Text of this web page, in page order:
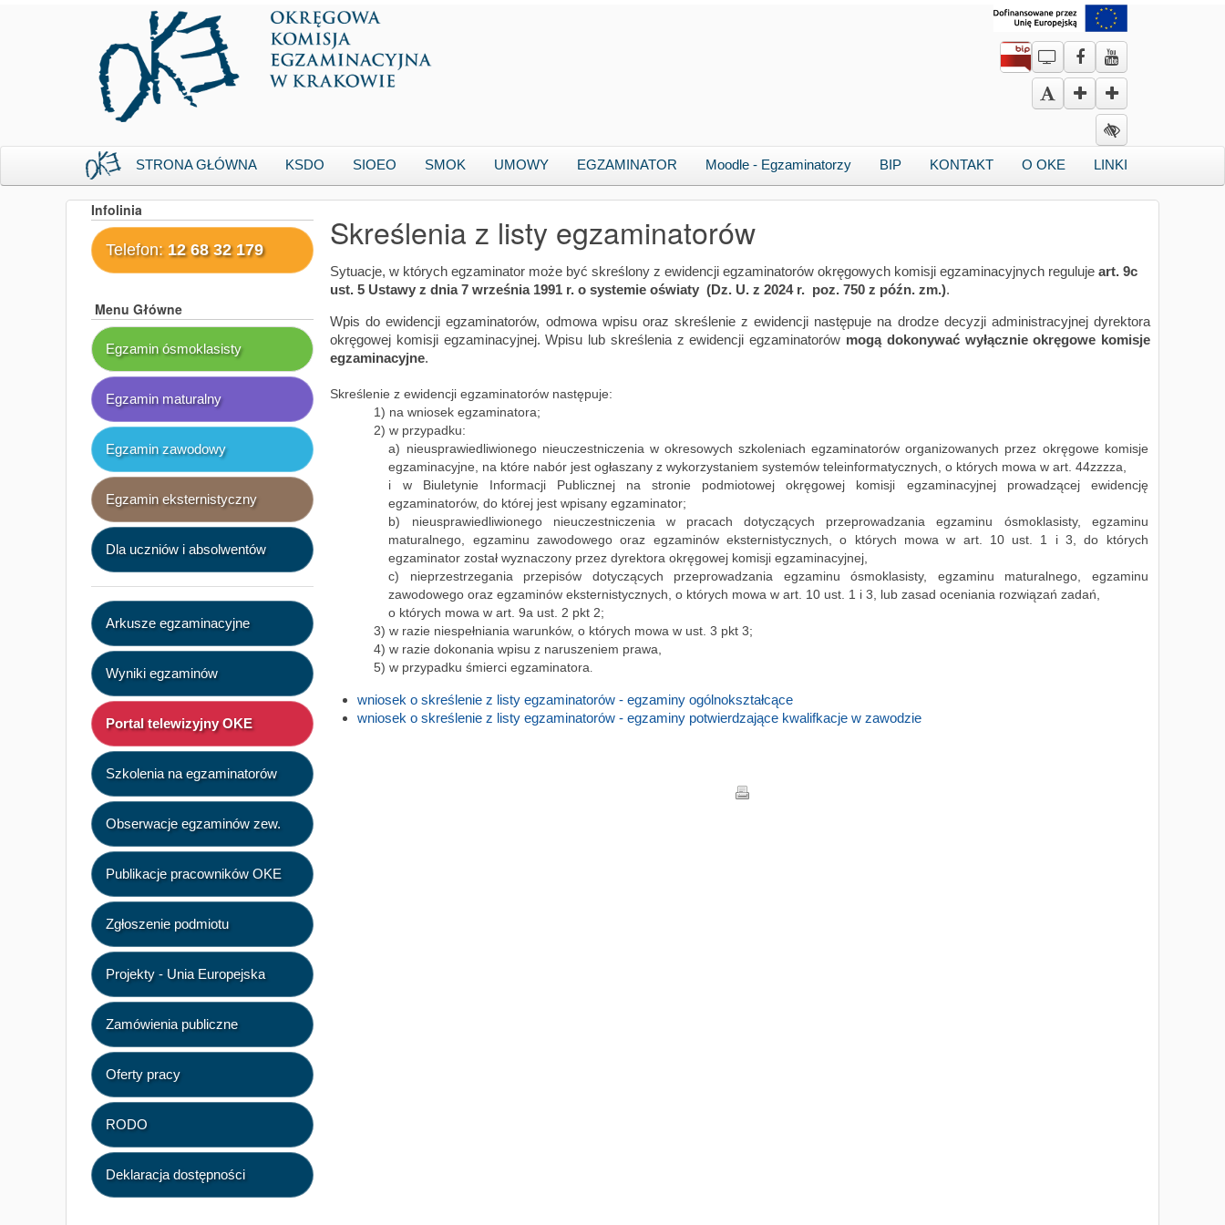
STRONA GŁÓWNA KSDO SIOEO SMOK UMOWY EGZAMINATOR Moodle - Egzaminatorzy BIP KONTAKT O OKE LINKI
Skreślenia z listy egzaminatorów
Sytuacje, w których egzaminator może być skreślony z ewidencji egzaminatorów okręgowych komisji egzaminacyjnych reguluje art. 9c
ust. 5 Ustawy z dnia 7 września 1991 r. o systemie oświaty (Dz. U. z 2024 r. poz. 750 z późn. zm.).
Wpis do ewidencji egzaminatorów, odmowa wpisu oraz skreślenie z ewidencji następuje na drodze decyzji administracyjnej dyrektora
okręgowej komisji egzaminacyjnej. Wpisu lub skreślenia z ewidencji egzaminatorów mogą dokonywać wyłącznie okręgowe komisje
egzaminacyjne.
Skreślenie z ewidencji egzaminatorów następuje:
1) na wniosek egzaminatora;
2) w przypadku:
a) nieusprawiedliwionego nieuczestniczenia w okresowych szkoleniach egzaminatorów organizowanych przez okręgowe komisje
egzaminacyjne, na które nabór jest ogłaszany z wykorzystaniem systemów teleinformatycznych, o których mowa w art. 44zzzza,
i w Biuletynie Informacji Publicznej na stronie podmiotowej okręgowej komisji egzaminacyjnej prowadzącej ewidencję
egzaminatorów, do której jest wpisany egzaminator;
b) nieusprawiedliwionego nieuczestniczenia w pracach dotyczących przeprowadzania egzaminu ósmoklasisty, egzaminu
maturalnego, egzaminu zawodowego oraz egzaminów eksternistycznych, o których mowa w art. 10 ust. 1 i 3, do których
egzaminator został wyznaczony przez dyrektora okręgowej komisji egzaminacyjnej,
c) nieprzestrzegania przepisów dotyczących przeprowadzania egzaminu ósmoklasisty, egzaminu maturalnego, egzaminu
zawodowego oraz egzaminów eksternistycznych, o których mowa w art. 10 ust. 1 i 3, lub zasad oceniania rozwiązań zadań,
o których mowa w art. 9a ust. 2 pkt 2;
3) w razie niespełniania warunków, o których mowa w ust. 3 pkt 3;
4) w razie dokonania wpisu z naruszeniem prawa,
5) w przypadku śmierci egzaminatora
wniosek o skreślenie z listy egzaminatorów - egzaminy ogólnokształcące
wniosek o skreślenie z listy egzaminatorów - egzaminy potwierdzające kwalifkacje w zawodzie
Infolinia
Telefon: 12 68 32 179
Menu Główne
Egzamin ósmoklasisty
Egzamin maturalny
Egzamin zawodowy
Egzamin eksternistyczny
Dla uczniów i absolwentów
Arkusze egzaminacyjne
Wyniki egzaminów
Portal telewizyjny OKE
Szkolenia na egzaminatorów
Obserwacje egzaminów zew.
Publikacje pracowników OKE
Zgłoszenie podmiotu
Projekty - Unia Europejska
Zamówienia publiczne
Oferty pracy
RODO
Deklaracja dostępności